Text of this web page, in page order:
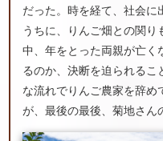
だった。時を経て、社会に
うちに、りんご畑との関
中、年をとった両親が亡く
るのか、決断を迫られるこ
な流れでりんご農家を辞め
が、最後の最後、菊地さん